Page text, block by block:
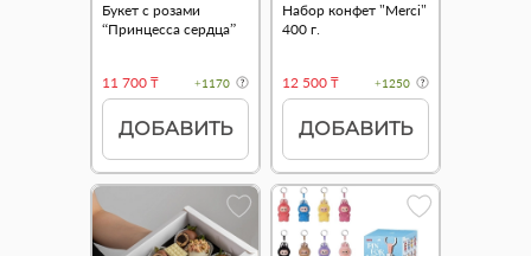
Букет с розами
“Принцесса сердца”
11 700 ₸ +1170
ДОБАВИТЬ
Набор конфет "Merci"
400 г.
12 500 ₸ +1250
ДОБАВИТЬ